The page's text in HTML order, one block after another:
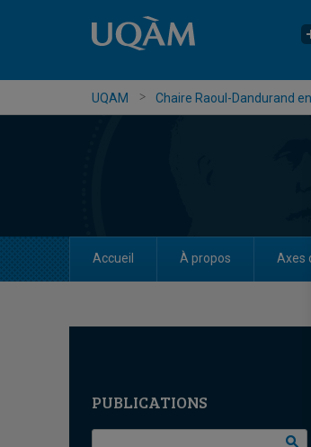
UQAM Chaire Raoul-Dandurand
Accueil À propos Axes
PUBLICATIONS